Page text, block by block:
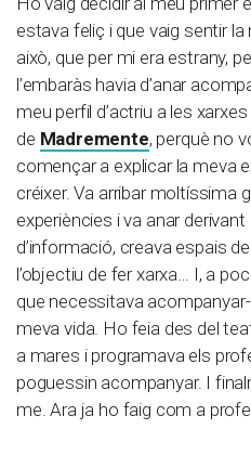
estava feliç i que vaig sentir
això, que per mi era estrany,
l’embaràs havia d’anar
meu perfil d’actriu a les
de Madremente, perquè no
començar a explicar la meva
créixer. Va arribar moltíssima
experiències i va anar
d’informació, creava espais
l’objectiu de fer xarxa… I, a
que necessitava
meva vida. Ho feia des del
a mares i programava els
poguessin acompanyar. I
me. Ara ja ho faig com a